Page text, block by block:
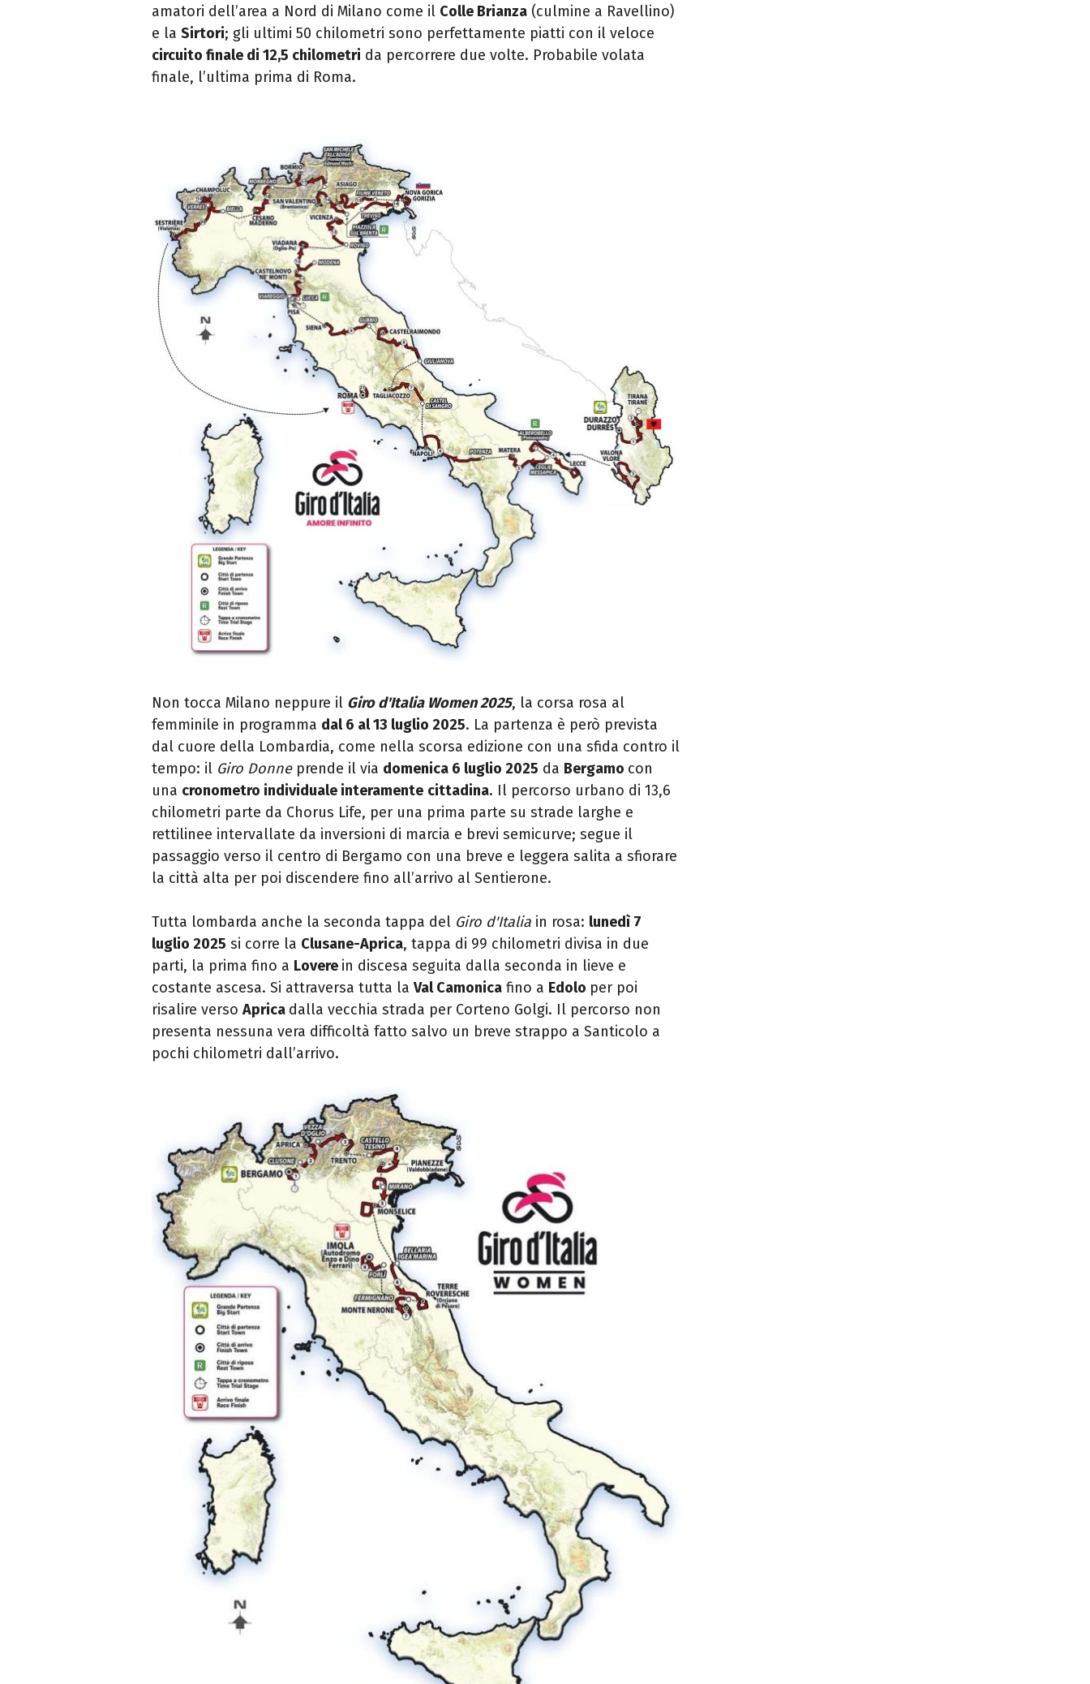
amatori dell’area a Nord di Milano come il Colle Brianza (culmine a Ravellino)
e la Sirtori; gli ultimi 50 chilometri sono perfettamente piatti con il veloce
circuito finale di 12,5 chilometri da percorrere due volte. Probabile volata
finale, l’ultima prima di Roma.
Non tocca Milano neppure il Giro d'ItaliaWomen 2025, la corsa rosa al
femminile in programma dal 6 al 13 luglio 2025. La partenza è però prevista
dal cuore della Lombardia, come nella scorsa edizione con una sfida contro il
tempo: il Giro Donneprende il via domenica 6 luglio 2025 da Bergamo con
una cronometro individuale interamente cittadina. Il percorso urbano di 13,6
chilometri parte da Chorus Life, per una prima parte su strade larghe e
rettilinee intervallate da inversioni di marcia e brevi semicurve; segue il
passaggio verso il centro di Bergamo con una breve e leggera salita a sfiorare
la città alta per poi discendere fino all’arrivo al Sentierone.
Tutta lombarda anche la seconda tappa del Giro d'Italia in rosa: lunedì 7
luglio 2025 si corre la Clusane-Aprica, tappa di 99 chilometri divisa in due
parti, la prima fino a Lovere in discesa seguita dalla seconda in lieve e
costante ascesa. Si attraversa tutta la Val Camonica fino a Edolo per poi
risalire verso Aprica dalla vecchia strada per Corteno Golgi. Il percorso non
presenta nessuna vera difficoltà fatto salvo un breve strappo a Santicolo a
pochi chilometri dall’arrivo.